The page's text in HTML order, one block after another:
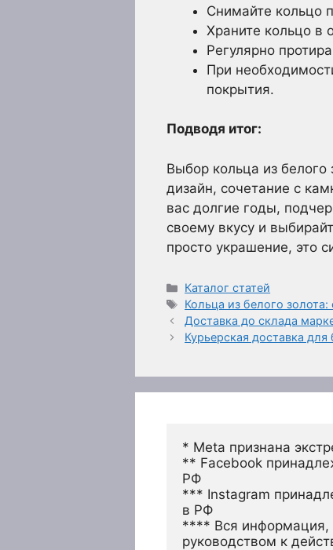
Снимайте кольцо
Храните кольцо в
Регулярно
При
покрытия.
Подводя итог:
Выбор кольца из белого
дизайн, сочетание с
вас долгие годы,
своему вкусу и
просто украшение, это
Рубрики
Каталог статей
Метки
Кольца из белого
Доставка до склада
Курьерская доставка для
* Meta признана
** Facebook
РФ
*** Instagram
в РФ
**** Вся информация,
руководством к